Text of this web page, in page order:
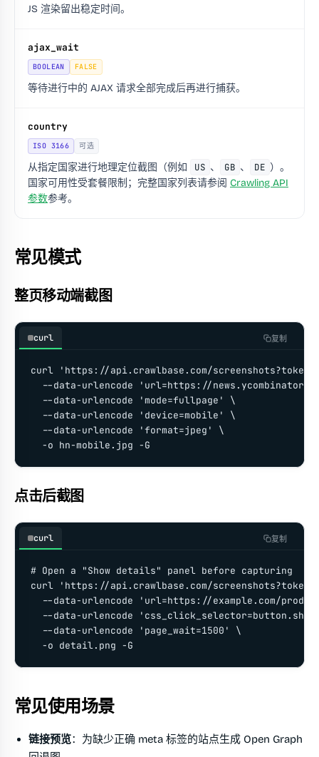
JS 渲染留出稳定时间。
ajax_wait
BOOLEAN FALSE
等待进行中的 AJAX 请求全部完成后再进行捕获。
country
ISO 3166 可选
从指定国家进行地理定位截图（例如 US 、 GB 、 DE ）。
国家可用性受套餐限制；完整国家列表请参阅 Crawling API
参数参考。
常见模式
整页移动端截图
curl 复制
curl 'https://api.crawlbase.com/
--data-urlencode 'url=https://
  --data-urlencode 'mode=fullpage' \
  --data-urlencode 'device=mobile' \
  --data-urlencode 'format=jpeg' \
  -o hn-mobile.jpg -G
点击后截图
curl 复制
# Open a "Show details" panel before capturing
curl 'https://api.crawlbase.com/
--data-urlencode 'url=https://example.com/
--data-urlencode
  --data-urlencode 'page_wait=1500' \
  -o detail.png -G
常见使用场景
链接预览：为缺少正确 meta 标签的站点生成 Open Graph